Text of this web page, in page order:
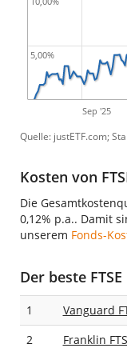
Sep '25
5,00%
Quelle: justETF.com;
Kosten von
Die
0,12% p.a.. Damit
unserem Fonds-
Der beste
1 Vanguard
2
Franklin